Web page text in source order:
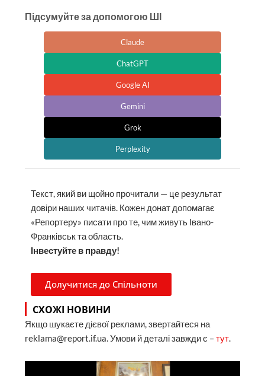
Підсумуйте за допомогою ШІ
Claude
ChatGPT
Google AI
Gemini
Grok
Perplexity
Текст, який ви щойно прочитали — це результат
довіри наших читачів. Кожен донат допомагає
«Репортеру» писати про те, чим живуть Івано-
Франківськ та область.
Інвестуйте в правду!
Долучитися до Спільноти
СХОЖІ НОВИНИ
Якщо шукаєте дієвої реклами, звертайтеся на
reklama@report.if.ua. Умови й деталі завжди є –тут.